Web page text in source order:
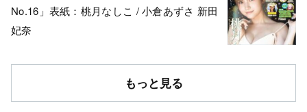
No.16」表紙：桃月なしこ / 小倉あずさ 新田
妃奈
もっと見る